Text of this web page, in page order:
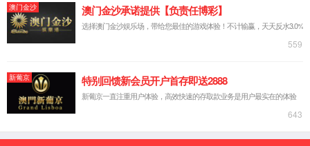
上一篇：没有了！
下一篇：14001-环境管理体系认证证书